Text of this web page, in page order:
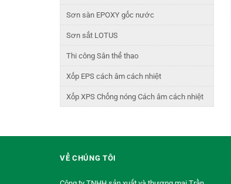
Sơn sàn EPOXY gốc nước
Sơn sắt LOTUS
Thi công Sân thể thao
Xốp EPS cách âm cách nhiệt
Xốp XPS Chống nóng Cách âm cách nhiệt
VỀ CHÚNG TÔI